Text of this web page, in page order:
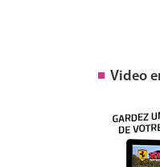
Video